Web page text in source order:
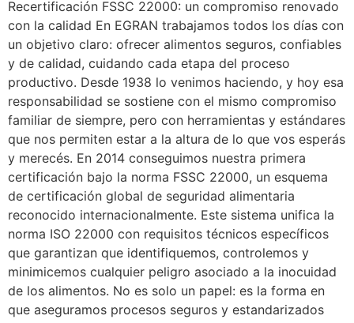
Recertificación FSSC 22000: un compromiso renovado
con la calidad En EGRAN trabajamos todos los días con
un objetivo claro: ofrecer alimentos seguros, confiables
y de calidad, cuidando cada etapa del proceso
productivo. Desde 1938 lo venimos haciendo, y hoy esa
responsabilidad se sostiene con el mismo compromiso
familiar de siempre, pero con herramientas y estándares
que nos permiten estar a la altura de lo que vos esperás
y merecés. En 2014 conseguimos nuestra primera
certificación bajo la norma FSSC 22000, un esquema
de certificación global de seguridad alimentaria
reconocido internacionalmente. Este sistema unifica la
norma ISO 22000 con requisitos técnicos específicos
que garantizan que identifiquemos, controlemos y
minimicemos cualquier peligro asociado a la inocuidad
de los alimentos. No es solo un papel: es la forma en
que aseguramos procesos seguros y estandarizados